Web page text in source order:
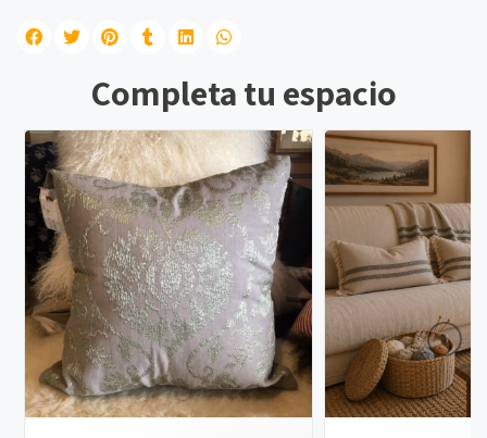
Completa tu espacio